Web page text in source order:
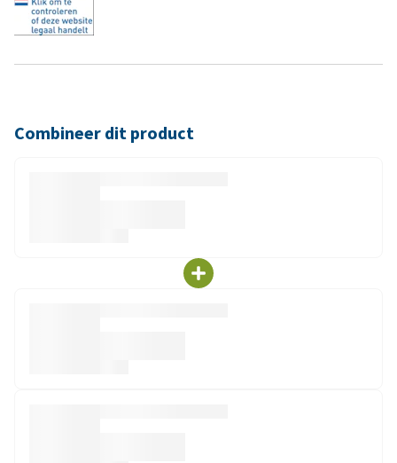
Combineer dit product